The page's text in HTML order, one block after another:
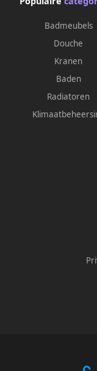
Badmeubels
Douche
Kranen
Baden
Radiatoren